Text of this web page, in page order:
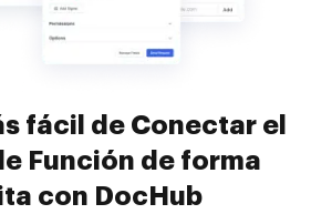
fácil de Conectar el
Función de forma
con DocHub